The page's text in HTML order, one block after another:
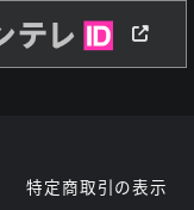
特定商取引の表示